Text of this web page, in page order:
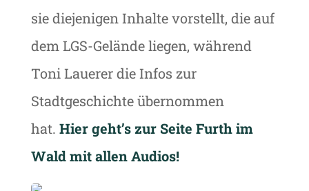
sie diejenigen Inhalte vorstellt, die auf
dem LGS-Gelände liegen, während
Toni Lauerer die Infos zur
Stadtgeschichte übernommen
hat. Hier geht’s zur Seite Furth im
Wald mit allen Audios!